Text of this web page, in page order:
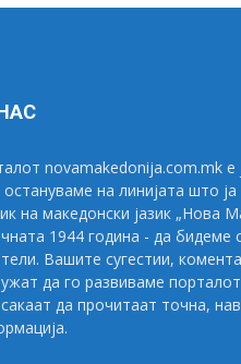
novamakedonija.com.mk е
остануваме на линијата што
на македонски јазик „Нова
1944 година - да бидеме
Вашите сугестии,
да го развиваме
да прочитаат точна,